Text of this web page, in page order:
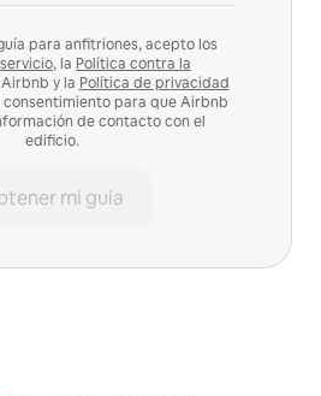
para anfitriones, acepto los
, la Política contra la
y la Política de privacidad
consentimiento para que Airbnb
de contacto con el
edificio.
mi guía